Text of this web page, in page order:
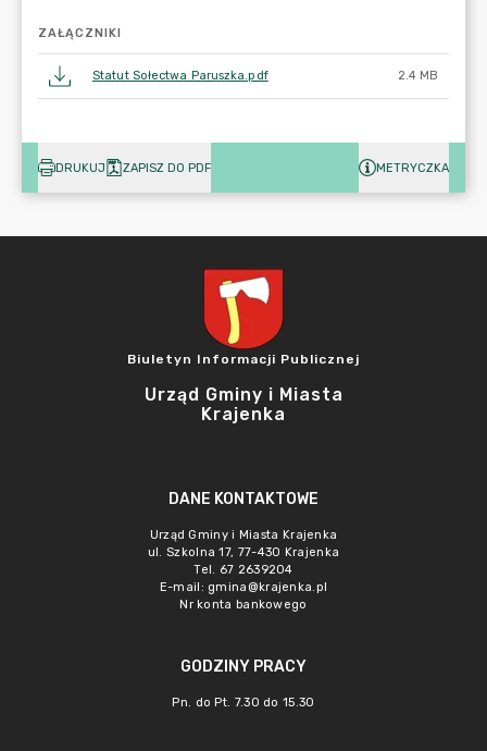
ZAŁĄCZNIKI
Statut Sołectwa Paruszka.pdf 2.4 MB
DRUKUJ ZAPISZ DO PDF METRYCZKA
Biuletyn Informacji Publicznej
Urząd Gminy i Miasta
Krajenka
DANE KONTAKTOWE
Urząd Gminy i Miasta Krajenka
ul. Szkolna 17, 77-430 Krajenka
Tel. 67 2639204
E-mail: gmina@krajenka.pl
Nr konta bankowego
GODZINY PRACY
Pn. do Pt. 7.30 do 15.30